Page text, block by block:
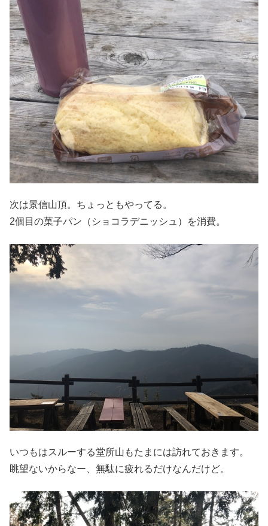
次は景信山頂。ちょっともやってる。
2個目の菓子パン（ショコラデニッシュ）を消費。
いつもはスルーする堂所山もたまには訪れておきます。
眺望ないからなー、無駄に疲れるだけなんだけど。